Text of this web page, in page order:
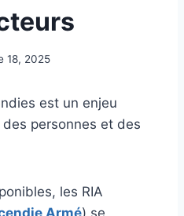
18, 2025
est un enjeu
personnes et des
les RIA